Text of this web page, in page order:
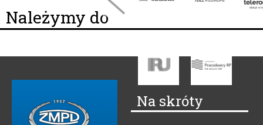
Należymy do
Na skróty